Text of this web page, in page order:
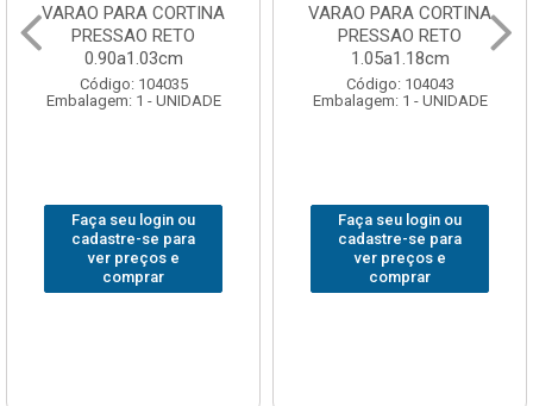
VARAO PARA CORTINA
PRESSAO RETO
0.90a1.03cm
Código: 104035
Embalagem: 1 - UNIDADE
Faça seu login ou
cadastre-se para
ver preços e
comprar
VARAO PARA CORTINA
PRESSAO RETO
1.05a1.18cm
Código: 104043
Embalagem: 1 - UNIDADE
Faça seu login ou
cadastre-se para
ver preços e
comprar